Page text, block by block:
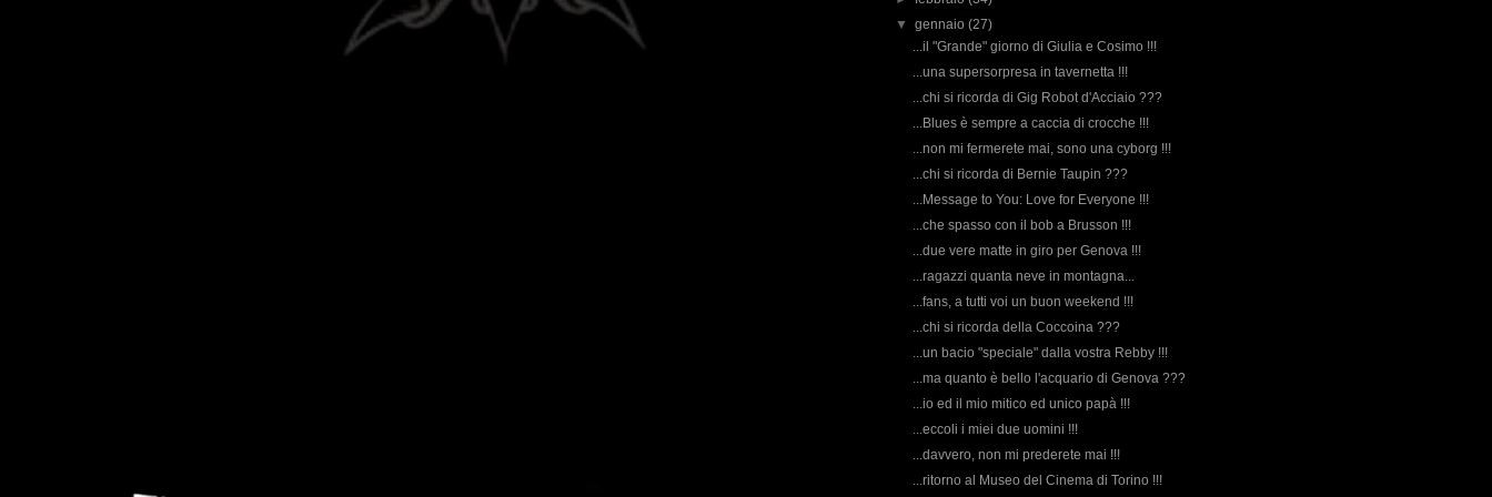
▼gennaio(27)
...il "Grande" giorno di Giulia e Cosimo !!!
...una supersorpresa in tavernetta !!!
...chi si ricorda di Gig Robot d'Acciaio ???
...Blues è sempre a caccia di crocche !!!
...non mi fermerete mai, sono una cyborg !!!
...chi si ricorda di Bernie Taupin ???
...Message to You: Love for Everyone !!!
...che spasso con il bob a Brusson !!!
...due vere matte in giro per Genova !!!
...ragazzi quanta neve in montagna...
...fans, a tutti voi un buon weekend !!!
...chi si ricorda della Coccoina ???
...un bacio "speciale" dalla vostra Rebby !!!
...ma quanto è bello l'acquario di Genova ???
...io ed il mio mitico ed unico papà !!!
...eccoli i miei due uomini !!!
...davvero, non mi prederete mai !!!
...ritorno al Museo del Cinema di Torino !!!